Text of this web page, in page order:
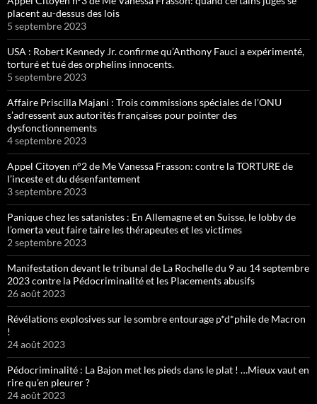
placent au-dessus des lois
5 septembre 2023
USA : Robert Kennedy Jr. confirme qu’Anthony Fauci a expérimenté,
torturé et tué des orphelins innocents.
5 septembre 2023
Affaire Priscilla Majani : Trois commissions spéciales de l’ONU
s’adressent aux autorités françaises pour pointer des
dysfonctionnements
4 septembre 2023
Appel Citoyen n°2 de Me Vanessa Frasson: contre la TORTURE de
l’inceste et du désenfantement
3 septembre 2023
Panique chez les satanistes : En Allemagne et en Suisse, le lobby de
l’omerta veut faire taire les thérapeutes et les victimes
2 septembre 2023
Manifestation devant le tribunal de La Rochelle du 9 au 14 septembre
2023 contre la Pédocriminalité et les Placements abusifs
26 août 2023
Révélations explosives sur le sombre entourage p*d*phile de Macron
!
24 août 2023
Pédocriminalité : La Bajon met les pieds dans le plat ! …Mieux vaut en
rire qu’en pleurer ?
24 août 2023